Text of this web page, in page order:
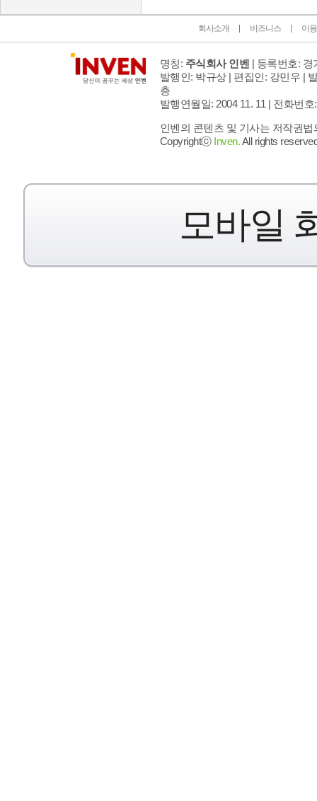
회사소개 비즈니스 이
명칭: 주식회사 인벤 | 등록번호: 경
발행인: 박규상 | 편집인: 강민우 |
층
발행연월일: 2004 11. 11 | 전화번호
인벤의 콘텐츠 및 기사는 저작권
Copyrightⓒ Inven.All rights
모바일